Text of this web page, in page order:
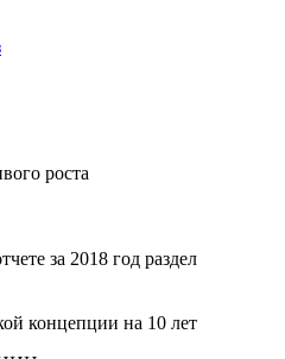
роста
за 2018 год раздел
концепции на 10 лет